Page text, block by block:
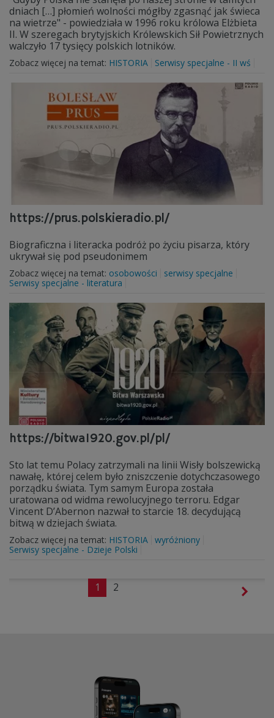
dniach […] płomień wolności mógłby zgasnąć jak świeca
na wietrze" - powiedziała w 1996 roku królowa Elżbieta
II. W szeregach brytyjskich Królewskich Sił Powietrznych
walczyło 17 tysięcy polskich lotników.
Zobacz więcej na temat: HISTORIA Serwisy specjalne - II wś
https://prus.polskieradio.pl/
Biograficzna i literacka podróż po życiu pisarza, który
ukrywał się pod pseudonimem
Zobacz więcej na temat: osobowości
serwisy specjalne
Serwisy specjalne - literatura
https://bitwa1920.gov.pl/pl/
Sto lat temu Polacy zatrzymali na linii Wisły bolszewicką
nawałę, której celem było zniszczenie dotychczasowego
porządku świata. Tym samym Europa została
uratowana od widma rewolucyjnego terroru. Edgar
Vincent D’Abernon nazwał to starcie 18. decydującą
bitwą w dziejach świata.
Zobacz więcej na temat: HISTORIA wyróżniony
Serwisy specjalne - Dzieje Polski
1 2